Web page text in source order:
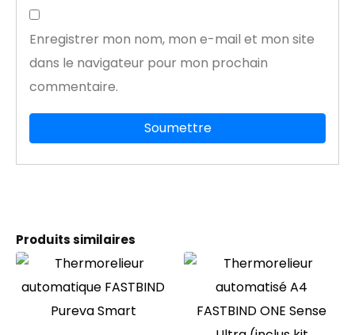
Enregistrer mon nom, mon e-mail et mon site
dans le navigateur pour mon prochain
commentaire.
Produits similaires